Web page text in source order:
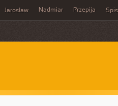
Jarosław Nadmiar Przepija